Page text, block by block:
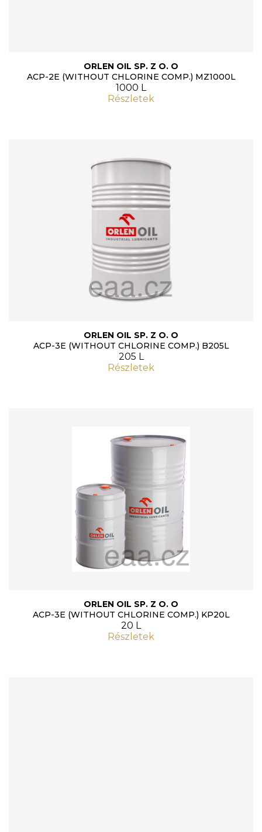
ORLEN OIL SP. Z O. O
ACP-2E (WITHOUT CHLORINE COMP.) MZ1000L
1000 L
Részletek
ORLEN OIL SP. Z O. O
ACP-3E (WITHOUT CHLORINE COMP.) B205L
205 L
Részletek
ORLEN OIL SP. Z O. O
ACP-3E (WITHOUT CHLORINE COMP.) KP20L
20 L
Részletek